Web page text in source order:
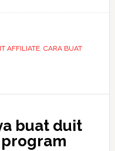
AFFILIATE, CARA BUAT
buat duit